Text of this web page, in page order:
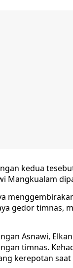
kedua
Mangkualam
gedor timnas,
Asnawi,
timnas.
kerepotan